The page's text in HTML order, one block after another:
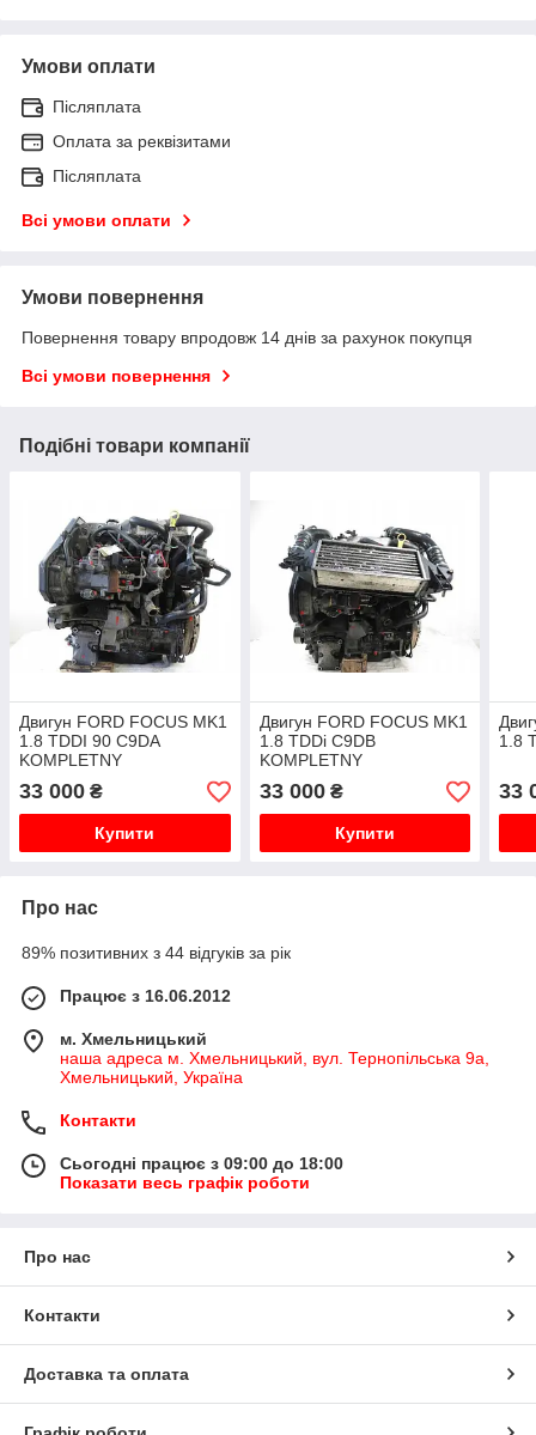
Умови оплати
Післяплата
Оплата за реквізитами
Післяплата
Всі умови оплати
Умови повернення
Повернення товару впродовж 14 днів за рахунок покупця
Всі умови повернення
Подібні товари компанії
Двигун FORD FOCUS MK1
1.8 TDDI 90 C9DA
KOMPLETNY
33 000 ₴
Купити
Двигун FORD FOCUS MK1
1.8 TDDi C9DB
KOMPLETNY
33 000₴
Купити
1.8
33
Про нас
89% позитивних з 44 відгуків за рік
Працює з 16.06.2012
м. Хмельницький
наша адреса м. Хмельницький, вул. Тернопільська 9а,
Хмельницький, Україна
Контакти
Сьогодні працює з 09:00 до 18:00
Показати весь графік роботи
Про нас
Контакти
Доставка та оплата